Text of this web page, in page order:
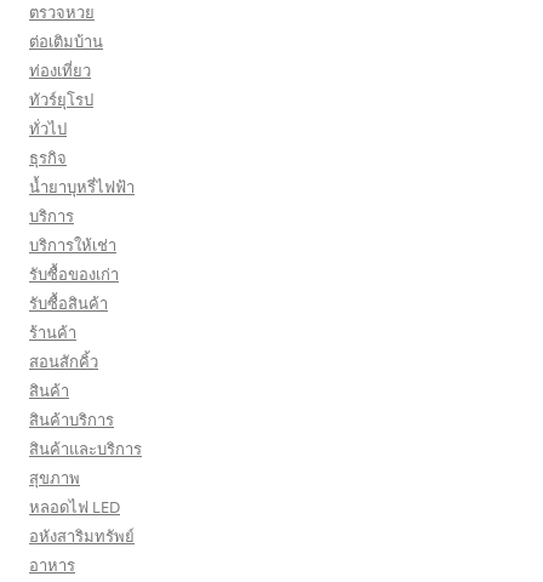
ตรวจหวย
ต่อเติมบ้าน
ท่องเที่ยว
ทัวร์ยุโรป
ทั่วไป
ธุรกิจ
น้ำยาบุหรี่ไฟฟ้า
บริการ
บริการให้เช่า
รับซื้อของเก่า
รับซื้อสินค้า
ร้านค้า
สอนสักคิ้ว
สินค้า
สินค้าบริการ
สินค้าและบริการ
สุขภาพ
หลอดไฟ LED
อหังสาริมทรัพย์
อาหาร